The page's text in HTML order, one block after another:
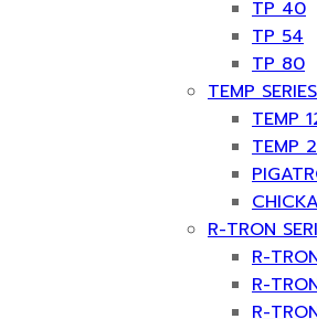
TP 40
TP 54
TP 80
TEMP SERIES
TEMP
TEMP
R-TRON
R-
R-
R-